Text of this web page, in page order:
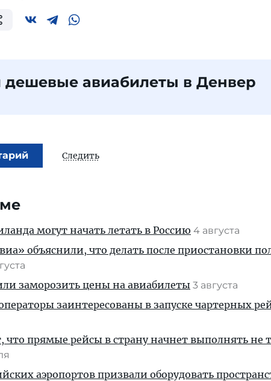
дешевые авиабилеты в Денвер
Следить
могут начать летать в Россию 4 августа
объяснили, что делать после приостановки
заморозить цены на авиабилеты 3 августа
заинтересованы в запуске чартерных
прямые рейсы в страну начнет выполнять не
аэропортов призвали оборудовать